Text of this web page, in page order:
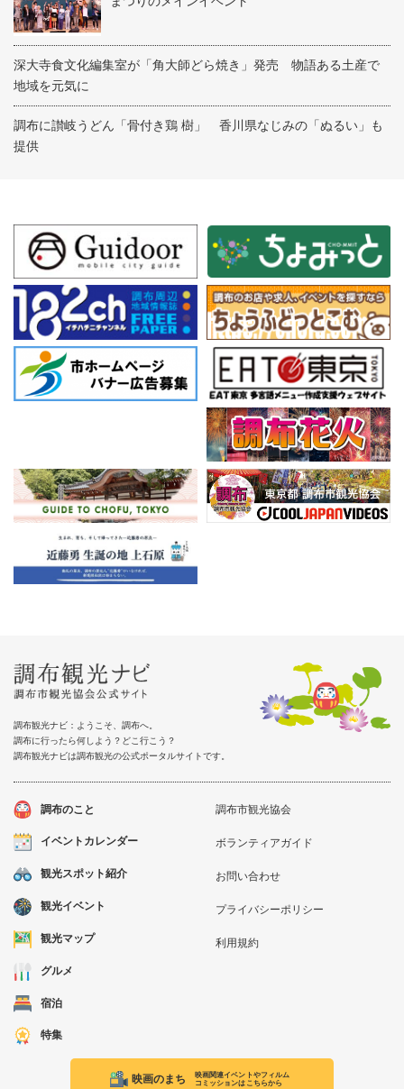
深大寺食文化編集室が「角大師どら焼き」発売 物語ある土産で
地域を元気に
調布に讃岐うどん「骨付き鶏 樹」 香川県なじみの「ぬるい」も
提供
調布観光ナビ：ようこそ、調布へ。
調布に行ったら何しよう？どこ行こう？
調布観光ナビは調布観光の公式ポータルサイトです。
調布のこと
イベントカレンダー
観光スポット紹介
観光イベント
観光マップ
グルメ
宿泊
特集
調布市観光協会
ボランティアガイド
お問い合わせ
プライバシーポリシー
利用規約
映画のまち
映画関連イベントやフィルム
コミッションはこちらから